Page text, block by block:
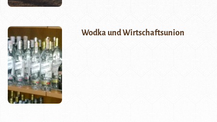
Wodka und Wirtschaftsunion